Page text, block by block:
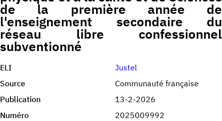
de la première année de
l'enseignement secondaire du
réseau libre confessionnel
subventionné
ELI
Justel
Source
Communauté française
Publication
13-2-2026
Numéro
2025009992